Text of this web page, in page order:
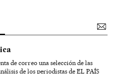
de correo una selección de las
de los periodistas de EL PAÍS